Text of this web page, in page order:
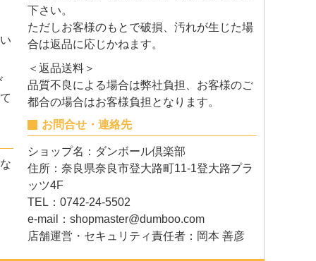
下さい。
ただしお客様のもとで破損、汚れが生じた場
合は返品に応じかねます。
＜返品送料＞
品質不良による場合は弊社負担、お客様のご
都合の場合はお客様負担となります。
お問合せ・連絡先
ショップ名：ダンボール倶楽部
住所：奈良県奈良市登大路町11-1登大路プラ
ッツ4F
TEL：0742-24-5502
e-mail： shopmaster@dumboo.com
店舗運営・セキュリティ責任者：岡本 善彦